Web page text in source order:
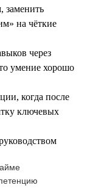
заменить
на чёткие
через
умение хорошо
когда после
ключевых